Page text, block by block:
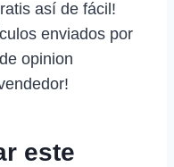
así de fácil!
enviados por
opinion
este